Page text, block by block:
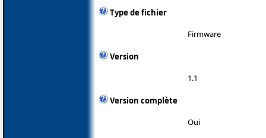
Type de fichier
Firmware
Version
1.1
Version complète
Oui